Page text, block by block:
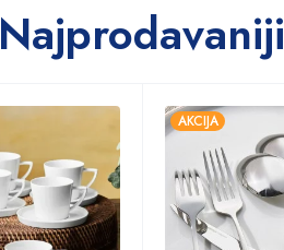
Najprodavaniji
AKCIJA